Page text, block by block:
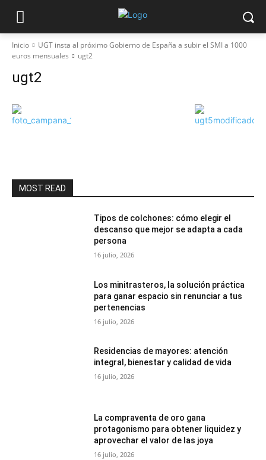
Inicio
UGT insta al próximo Gobierno de España a subir el SMI a 1000
euros mensuales
ugt2
ugt2
MOST READ
Tipos de colchones: cómo elegir el
descanso que mejor se adapta a cada
persona
16 julio, 2026
Los minitrasteros, la solución práctica
para ganar espacio sin renunciar a tus
pertenencias
16 julio, 2026
Residencias de mayores: atención
integral, bienestar y calidad de vida
16 julio, 2026
La compraventa de oro gana
protagonismo para obtener liquidez y
aprovechar el valor de las joya
16 julio, 2026